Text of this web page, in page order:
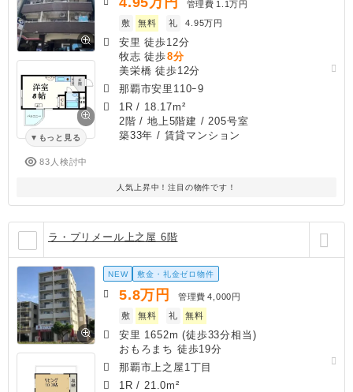
もっと見る
83人検討中
管理費 1.1万円
敷
無料 礼 4.95万円
安里 徒歩12分
牧志 徒歩8分
美栄橋 徒歩12分
那覇市安里110ｰ9
1R / 18.17m²
2階 / 地上5階建 / 205号室
築33年 / 賃貸マンション
人気上昇中！注目の物件です！
ラ・プリメール上之屋 6階
NEW 敷金・礼金ゼロ物件
5.8万円 管理費 4,000円
敷
無料 礼 無料
安里 1652m (徒歩33分相当)
おもろまち 徒歩19分
那覇市上之屋1丁目
1R / 21.0m²